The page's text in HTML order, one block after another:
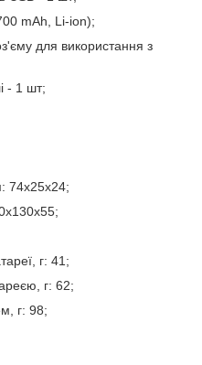
mAh, Li-ion);
для використання з
- 1 шт;
74х25х24;
г: 41;
г: 62;
г: 98;